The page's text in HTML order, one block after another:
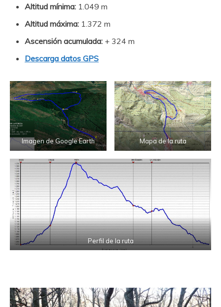
Altitud mínima: 1.049 m
Altitud máxima: 1.372 m
Ascensión acumulada: + 324 m
Descarga datos GPS
Imagen de Google Earth Mapa de la ruta
Perfil de la ruta